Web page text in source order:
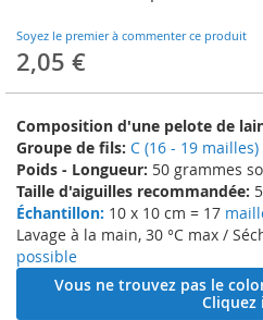
Soyez le premier à commenter ce produit
2,05 €
Composition d'une pelote de
Groupe de fils: C (16 - 19
Poids - Longueur: 50 grammes
Taille d'aiguilles recommandée:
Échantillon: 10 x 10 cm = 17
Lavage à la main, 30 °C max /
possible
Vous ne trouvez pas le
Cliquez
beginning
of
the
gallery